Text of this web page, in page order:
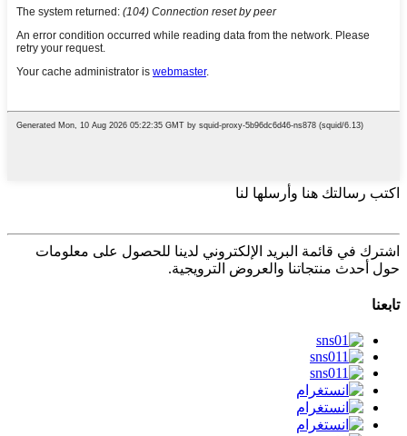
اكتب رسالتك هنا وأرسلها لنا
اشترك في قائمة البريد الإلكتروني لدينا للحصول على معلومات
حول أحدث منتجاتنا والعروض الترويجية.
تابعنا